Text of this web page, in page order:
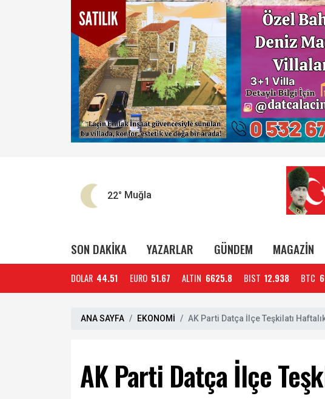
22° Muğla
SON DAKİKA YAZARLAR GÜNDEM MAGAZİN
DOLAR 44.51 EURO 51.67 ALTIN 6625.8 BIST 12.938 BTC
ANA SAYFA EKONOMİ AK Parti Datça İlçe Teşkilatı
AK Parti Datça İlçe